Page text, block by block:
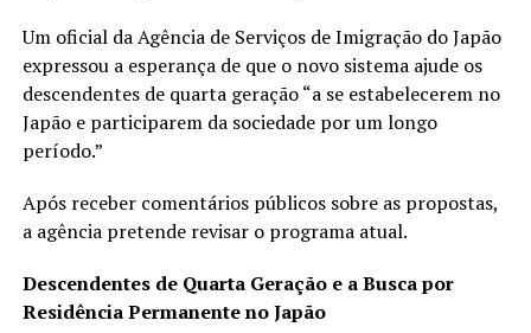
Um oficial da Agência de Serviços de Imigração do Japão
expressou a esperança de que o novo sistema ajude os
descendentes de quarta geração “a se estabelecerem no
Japão e participarem da sociedade por um longo
período.”
Após receber comentários públicos sobre as propostas,
a agência pretende revisar o programa atual.
Descendentes de Quarta Geração e a Busca por
Residência Permanente no Japão